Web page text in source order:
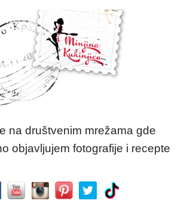
na društvenim mrežama gde
objavljujem fotografije i recepte